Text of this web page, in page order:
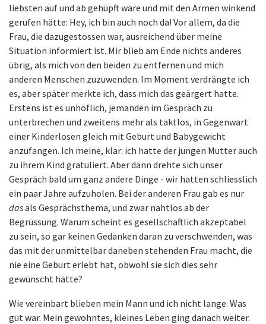
liebsten auf und ab gehüpft wäre und mit den Armen winkend
gerufen hätte: Hey, ich bin auch noch da! Vor allem, da die
Frau, die dazugestossen war, ausreichend über meine
Situation informiert ist. Mir blieb am Ende nichts anderes
übrig, als mich von den beiden zu entfernen und mich
anderen Menschen zuzuwenden. Im Moment verdrängte ich
es, aber später merkte ich, dass mich das geärgert hatte.
Erstens ist es unhöflich, jemanden im Gespräch zu
unterbrechen und zweitens mehr als taktlos, in Gegenwart
einer Kinderlosen gleich mit Geburt und Babygewicht
anzufangen. Ich meine, klar: ich hatte der jungen Mutter auch
zu ihrem Kind gratuliert. Aber dann drehte sich unser
Gespräch bald um ganz andere Dinge - wir hatten schliesslich
ein paar Jahre aufzuholen. Bei der anderen Frau gab es nur
dasals Gesprächsthema, und zwar nahtlos ab der
Begrüssung. Warum scheint es gesellschaftlich akzeptabel
zu sein, so gar keinen Gedanken daran zu verschwenden, was
das mit der unmittelbar daneben stehenden Frau macht, die
nie eine Geburt erlebt hat, obwohl sie sich dies sehr
gewünscht hätte?
Wie vereinbart blieben mein Mann und ich nicht lange. Was
gut war. Mein gewohntes, kleines Leben ging danach weiter.